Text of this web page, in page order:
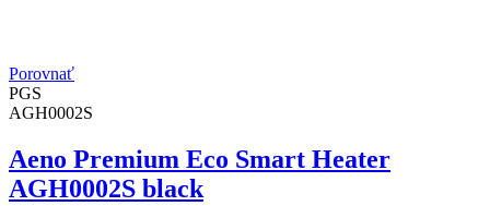
Porovnať
PGS
AGH0002S
Aeno Premium Eco Smart Heater
AGH0002S black